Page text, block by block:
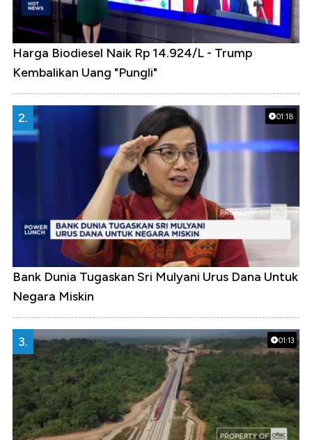
Harga Biodiesel Naik Rp 14.924/L - Trump
Kembalikan Uang "Pungli"
01:18
2.
Bank Dunia Tugaskan Sri Mulyani Urus Dana Untuk
Negara Miskin
01:13
3.